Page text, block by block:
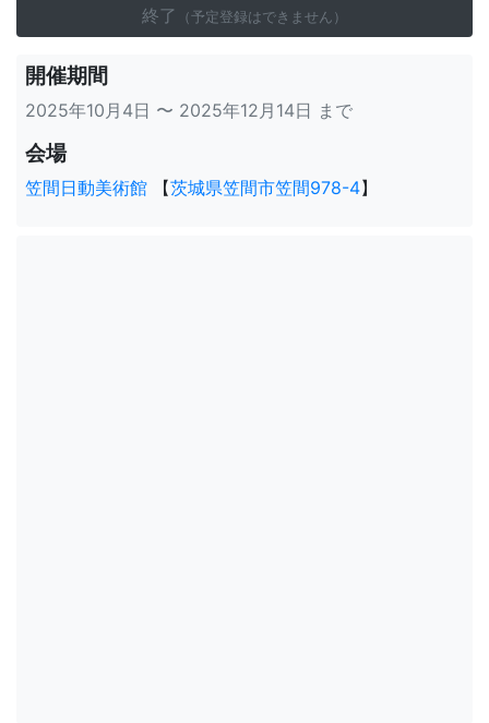
終了 （予定登録はできません）
開催期間
2025年10月4日 〜 2025年12月14日 まで
会場
笠間日動美術館 【茨城県笠間市笠間978-4】